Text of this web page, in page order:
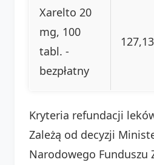
Xarelto 20
mg, 100
tabl. -
bezpłatny
Kryteria refundacji
Zależą od decyzji
Narodowego Funduszu